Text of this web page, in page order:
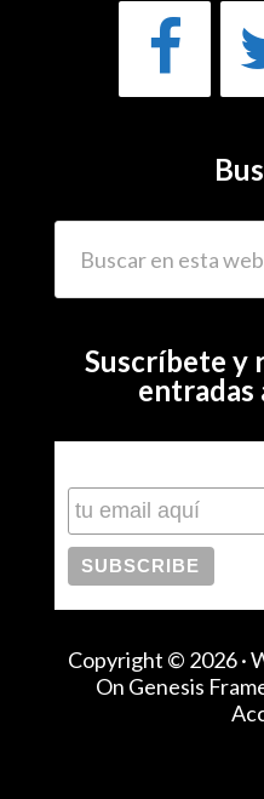
Suscríbete y
entradas
Copyright © 2026 ·
On Genesis